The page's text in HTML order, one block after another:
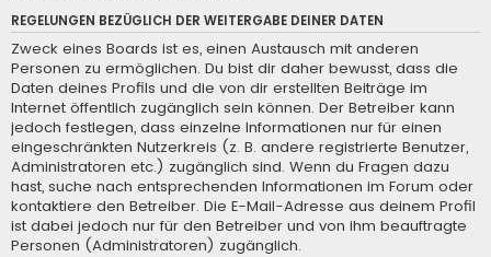
REGELUNGEN BEZÜGLICH DER WEITERGABE DEINER DATEN
Zweck eines Boards ist es, einen Austausch mit anderen
Personen zu ermöglichen. Du bist dir daher bewusst, dass die
Daten deines Profils und die von dir erstellten Beiträge im
Internet öffentlich zugänglich sein können. Der Betreiber kann
jedoch festlegen, dass einzelne Informationen nur für einen
eingeschränkten Nutzerkreis (z. B. andere registrierte Benutzer,
Administratoren etc.) zugänglich sind. Wenn du Fragen dazu
hast, suche nach entsprechenden Informationen im Forum oder
kontaktiere den Betreiber. Die E-Mail-Adresse aus deinem Profil
ist dabei jedoch nur für den Betreiber und von ihm beauftragte
Personen (Administratoren) zugänglich.